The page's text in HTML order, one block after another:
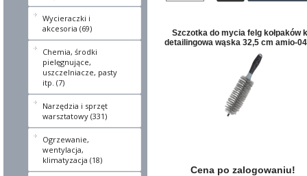
Wycieraczki i
akcesoria (69)
Chemia, środki
pielęgnujące,
uszczelniacze, pasty
itp. (7)
Narzędzia i sprzęt
warsztatowy (331)
Ogrzewanie,
wentylacja,
klimatyzacja (18)
Szczotka do mycia felg kołpaków
detailingowa wąska 32,5 cm amio-
Cena po zalogowaniu!